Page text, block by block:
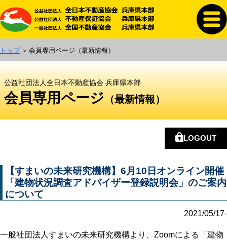
トップ 会員専用ページ （最新情報）
公益社団法人全日本不動産協会 兵庫県本部
会員専用ページ （最新情報）
LOGOUT
【すまいの未来研究機構】6月10日オンライン開催
「建物状況調査アドバイザー登録説明会」のご案内
について
2021/05/17-
一般社団法人すまいの未来研究機構より、Zoomによる「建物